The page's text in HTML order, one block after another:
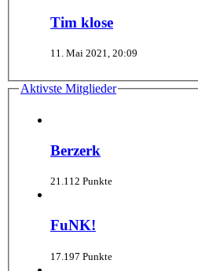
Tim klose
11. Mai 2021, 20:09
Aktivste Mitglieder
Berzerk
21.112 Punkte
FuNK!
17.197 Punkte